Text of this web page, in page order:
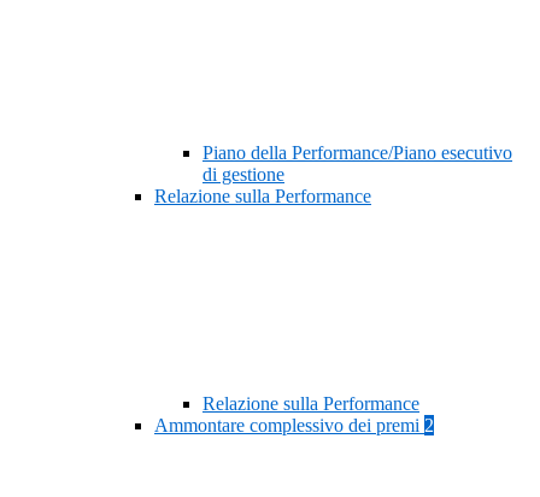
Piano della Performance/Piano esecutivo
di gestione
Relazione sulla Performance
Relazione sulla Performance
Ammontare complessivo dei premi 2